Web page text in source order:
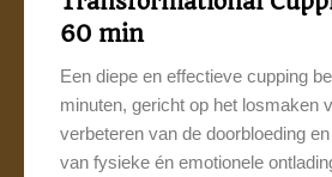
60 min
Een diepe en effectieve cupping
minuten, gericht op het losmaken
verbeteren van de doorbloeding
van fysieke én emotionele